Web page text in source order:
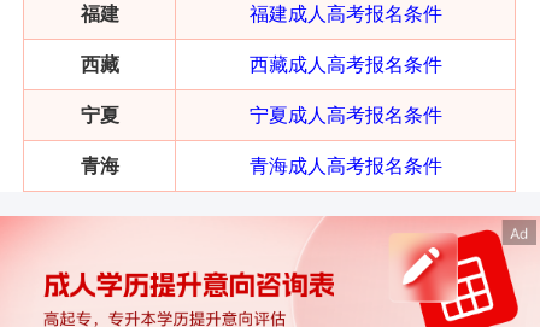
福建 福建成人高考报名条件
西藏 西藏成人高考报名条件
宁夏 宁夏成人高考报名条件
青海 青海成人高考报名条件